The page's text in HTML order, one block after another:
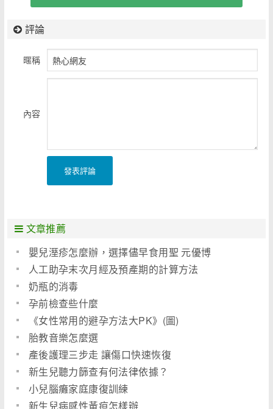
評論
暱稱
內容
發表評論
文章推薦
嬰兒溼疹怎麼辦，選擇儘早食用聖 元優博
人工助孕末次月經及預產期的計算方法
奶瓶的消毒
孕前檢查些什麼
《女性常用的避孕方法大PK》(圖)
胎教音樂怎麼選
產後護理三步走 讓傷口快速恢復
新生兒聽力篩查有何法律依據？
小兒腦癱家庭康復訓練
新生兒病感性黃疸怎樣辦